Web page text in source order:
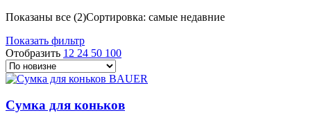
Показаны все (2)Сортировка: самые недавние
Показать фильтр
Отобразить 12 24 50 100
Сумка для коньков